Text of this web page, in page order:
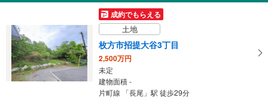
1,680万円
4DK
建物面積 98.4m
京阪本線 「萱島」駅 徒歩24分
成約でもらえる
土地
枚方市招提大谷3丁目
2,500万円
未定
建物面積 -
片町線 「長尾」駅 徒歩29分